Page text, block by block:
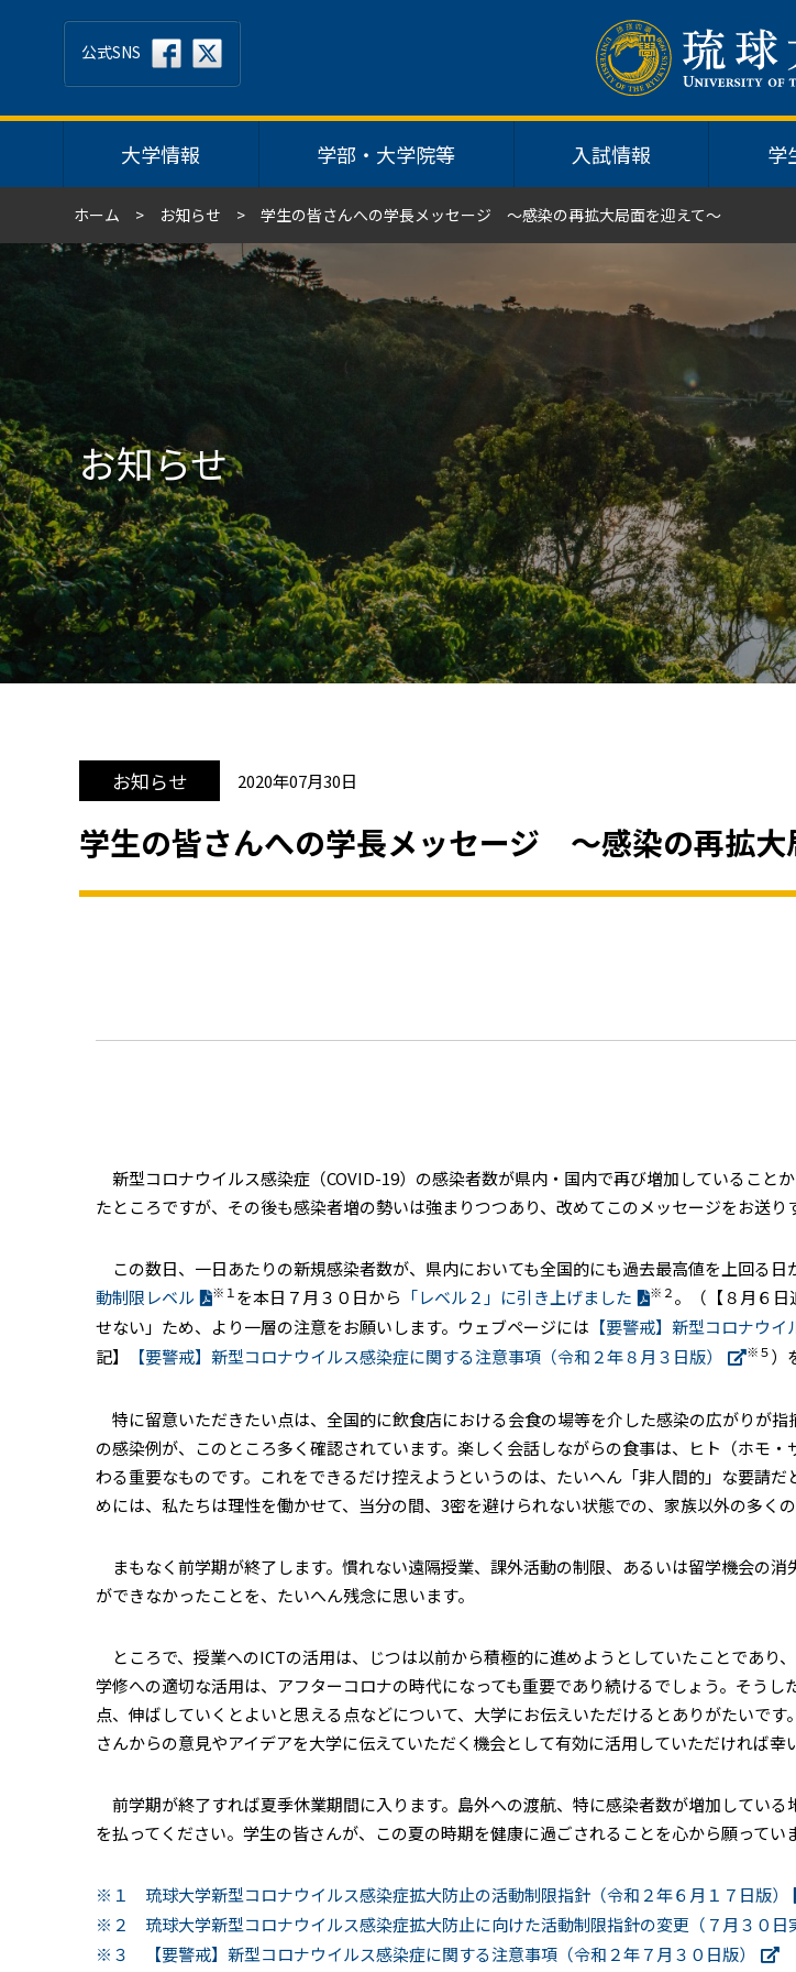
大学情報 学部・大学院等 入試情報 学
公式SNS
ホーム お知らせ 学生の皆さんへの学長メッセージ ～感染の再拡大局面を迎えて～
お知らせ
お知らせ 2020年07月30日
学生の皆さんへの学長メッセージ ～感染の再拡大
新型コロナウイルス感染症（COVID-19）の感染者数が県内・国内で再び増加していること
たところですが、その後も感染者増の勢いは強まりつつあり、改めてこのメッセージをお送り
この数日、一日あたりの新規感染者数が、県内においても全国的にも過去最高値を上回る
動制限レベル
※１を本日７月３０日から 「レベル２」に引き上げました ※２。（【８月６日
せない」ため、より一層の注意をお願いします。ウェブページには 【要警戒】新型コロナウ
記】
【要警戒】新型コロナウイルス感染症に関する注意事項（令和２年８月３日版） ※５）
特に留意いただきたい点は、全国的に飲食店における会食の場等を介した感染の広がりが
の感染例が、このところ多く確認されています。楽しく会話しながらの食事は、ヒト（ホモ
わる重要なものです。これをできるだけ控えようというのは、たいへん「非人間的」な要請
めには、私たちは理性を働かせて、当分の間、 3密を避けられない状態での、家族以外の多く
まもなく前学期が終了します。慣れない遠隔授業、課外活動の制限、あるいは留学機会の
ができなかったことを、たいへん残念に思います。
ところで、授業へのICTの活用は、じつは以前から積極的に進めようとしていたことであり
学修への適切な活用は、アフターコロナの時代になっても重要であり続けるでしょう。そう
点、伸ばしていくとよいと思える点などについて、大学にお伝えいただけるとありがたいで
さんからの意見やアイデアを大学に伝えていただく機会として有効に活用していただければ幸
前学期が終了すれば夏季休業期間に入ります。島外への渡航、特に感染者数が増加してい
を払ってください。学生の皆さんが、この夏の時期を健康に過ごされることを心から願ってい
※１ 琉球大学新型コロナウイルス感染症拡大防止の活動制限指針（令和２年６月１７日版）
※２ 琉球大学新型コロナウイルス感染症拡大防止に向けた活動制限指針の変更（７月３０日
※３ 【要警戒】新型コロナウイルス感染症に関する注意事項（令和２年７月３０日版）